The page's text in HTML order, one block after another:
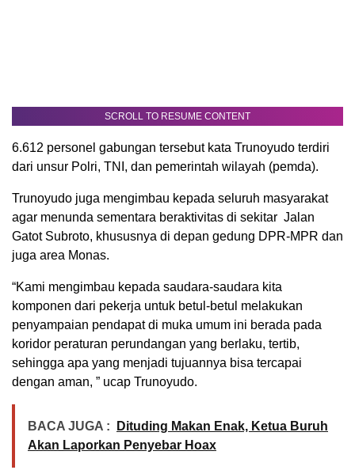
SCROLL TO RESUME CONTENT
6.612 personel gabungan tersebut kata Trunoyudo terdiri
dari unsur Polri, TNI, dan pemerintah wilayah (pemda).
Trunoyudo juga mengimbau kepada seluruh masyarakat
agar menunda sementara beraktivitas di sekitar Jalan
Gatot Subroto, khususnya di depan gedung DPR-MPR dan
juga area Monas.
“Kami mengimbau kepada saudara-saudara kita
komponen dari pekerja untuk betul-betul melakukan
penyampaian pendapat di muka umum ini berada pada
koridor peraturan perundangan yang berlaku, tertib,
sehingga apa yang menjadi tujuannya bisa tercapai
dengan aman, ” ucap Trunoyudo.
BACA JUGA :
Dituding Makan Enak, Ketua Buruh
Akan Laporkan Penyebar Hoax